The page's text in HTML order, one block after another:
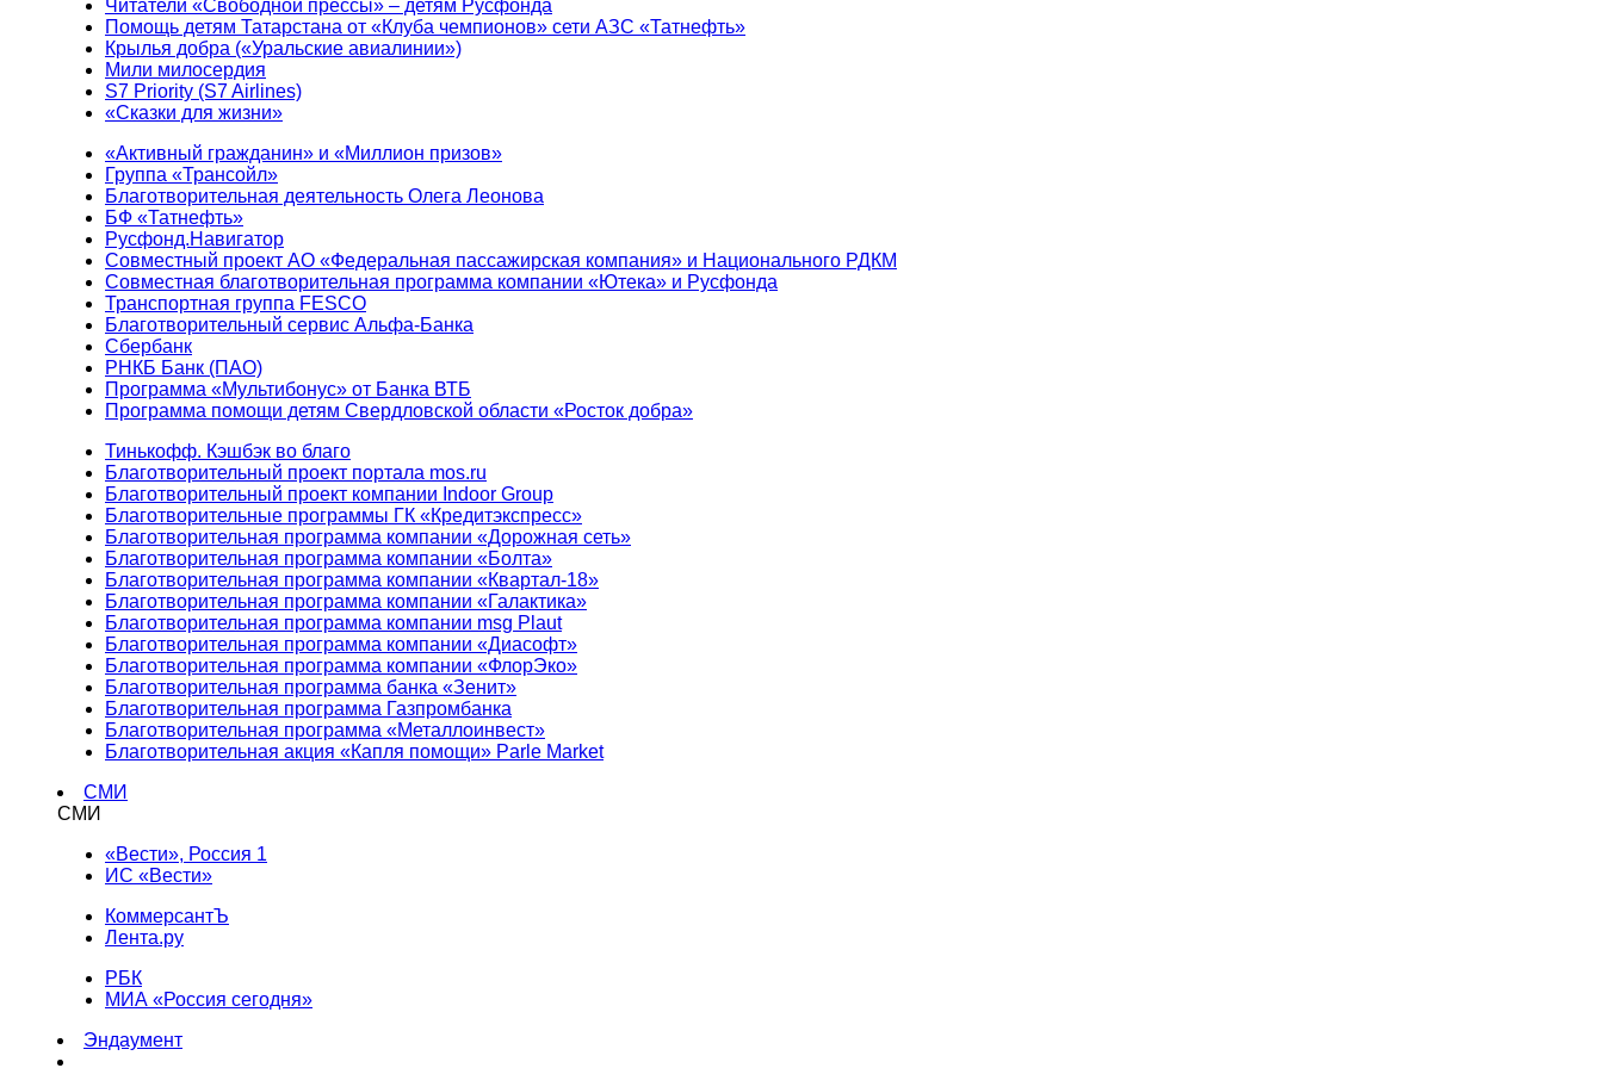
Читатели «Свободной прессы» – детям Русфонда
Помощь детям Татарстана от «Клуба чемпионов» сети АЗС «Татнефть»
Крылья добра («Уральские авиалинии»)
Мили милосердия
S7 Priority (S7 Airlines)
«Сказки для жизни»
«Активный гражданин» и «Миллион призов»
Группа «Трансойл»
Благотворительная деятельность Олега Леонова
БФ «Татнефть»
Русфонд.Навигатор
Совместный проект АО «Федеральная пассажирская компания» и Национального РДКМ
Совместная благотворительная программа компании «Ютека» и Русфонда
Транспортная группа FESCO
Благотворительный сервис Альфа-Банка
Сбербанк
РНКБ Банк (ПАО)
Программа «Мультибонус» от Банка ВТБ
Программа помощи детям Свердловской области «Росток добра»
Тинькофф. Кэшбэк во благо
Благотворительный проект портала mos.ru
Благотворительный проект компании Indoor Group
Благотворительные программы ГК «Кредитэкспресс»
Благотворительная программа компании «Дорожная сеть»
Благотворительная программа компании «Болта»
Благотворительная программа компании «Квартал-18»
Благотворительная программа компании «Галактика»
Благотворительная программа компании msg Plaut
Благотворительная программа компании «Диасофт»
Благотворительная программа компании «ФлорЭко»
Благотворительная программа банка «Зенит»
Благотворительная программа Газпромбанка
Благотворительная программа «Металлоинвест»
Благотворительная акция «Капля помощи» Parle Market
СМИ
СМИ
«Вести», Россия 1
ИС «Вести»
КоммерсантЪ
Лента.ру
РБК
МИА «Россия сегодня»
Эндаумент